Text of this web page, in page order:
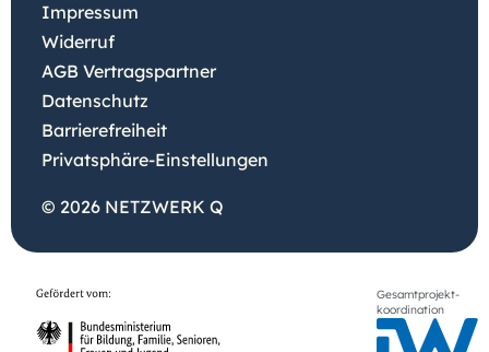
Impressum
Widerruf
AGB Vertragspartner
Datenschutz
Barrierefreiheit
Privatsphäre-Einstellungen
© 2026 NETZWERK Q
Gesamtprojekt-
koordination